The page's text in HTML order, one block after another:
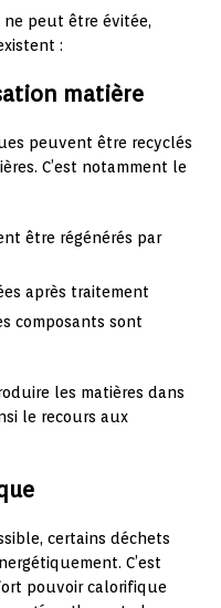
peut être évitée,
:
matière
peuvent être recyclés
C’est notamment le
être régénérés par
après traitement
composants sont
les matières dans
le recours aux
certains déchets
C’est
pouvoir calorifique